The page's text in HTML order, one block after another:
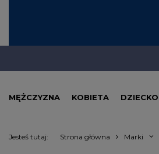
MĘŻCZYZNA KOBIETA DZIECKO
Jesteś tutaj: Strona główna Marki